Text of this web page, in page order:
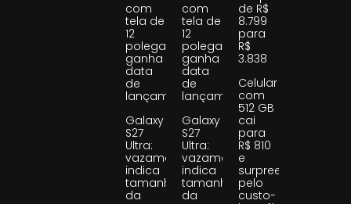
com
tela de
12
polegadas
ganha
data
de
lançamento
Galaxy
S27
Ultra:
vazamento
indica
tamanho
da
com
tela de
12
polegadas
ganha
data
de
lançamento
Galaxy
S27
Ultra:
vazamento
indica
tamanho
da
de R$
8.799
para
R$
3.838
Celular
com
512 GB
cai
para
R$ 810
e
surpreende
pelo
custo-